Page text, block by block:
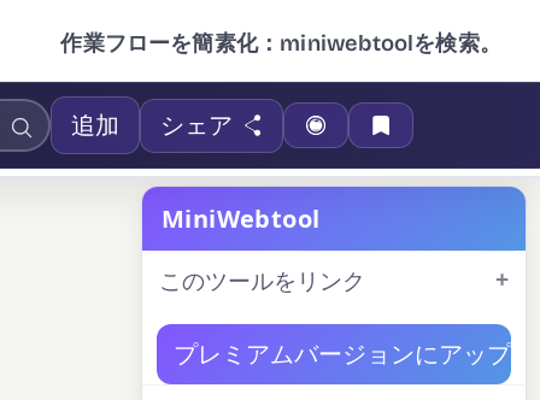
作業フローを簡素化：miniwebtoolを検索。
追加 シェア
MiniWebtool
このツールをリンク
プレミアムバージョンにアップ